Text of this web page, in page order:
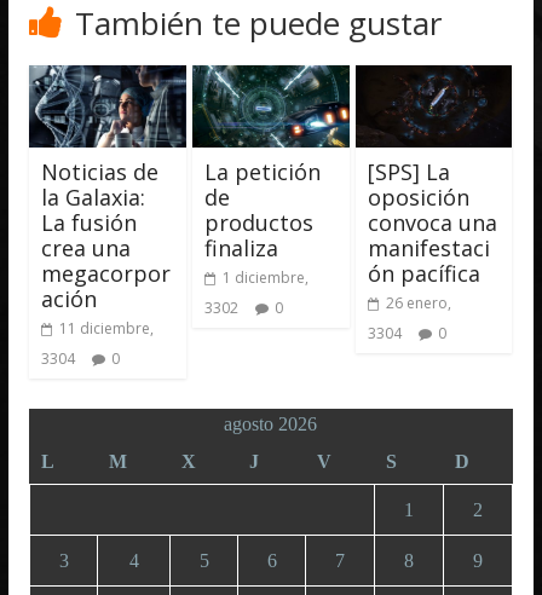
También te puede gustar
Noticias de
la Galaxia:
La fusión
crea una
megacorpor
ación
11 diciembre,
3304
0
La petición
de
productos
finaliza
1 diciembre,
3302
0
[SPS] La
oposición
convoca una
manifestaci
ón pacífica
26 enero,
3304
0
agosto 2026
L
M X J V S D
1 2
3 4 5 6 7 8 9